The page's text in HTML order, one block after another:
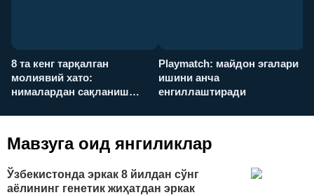
8 та кенг тарқалган
молиявий хато:
нималардан сақланиш
Playmatch: майдон эгалари
ишини анча
енгиллаштиради
Мавзуга оид янгиликлар
Ўзбекистонда эркак 8 йилдан сўнг
аёлининг генетик жиҳатдан эркак